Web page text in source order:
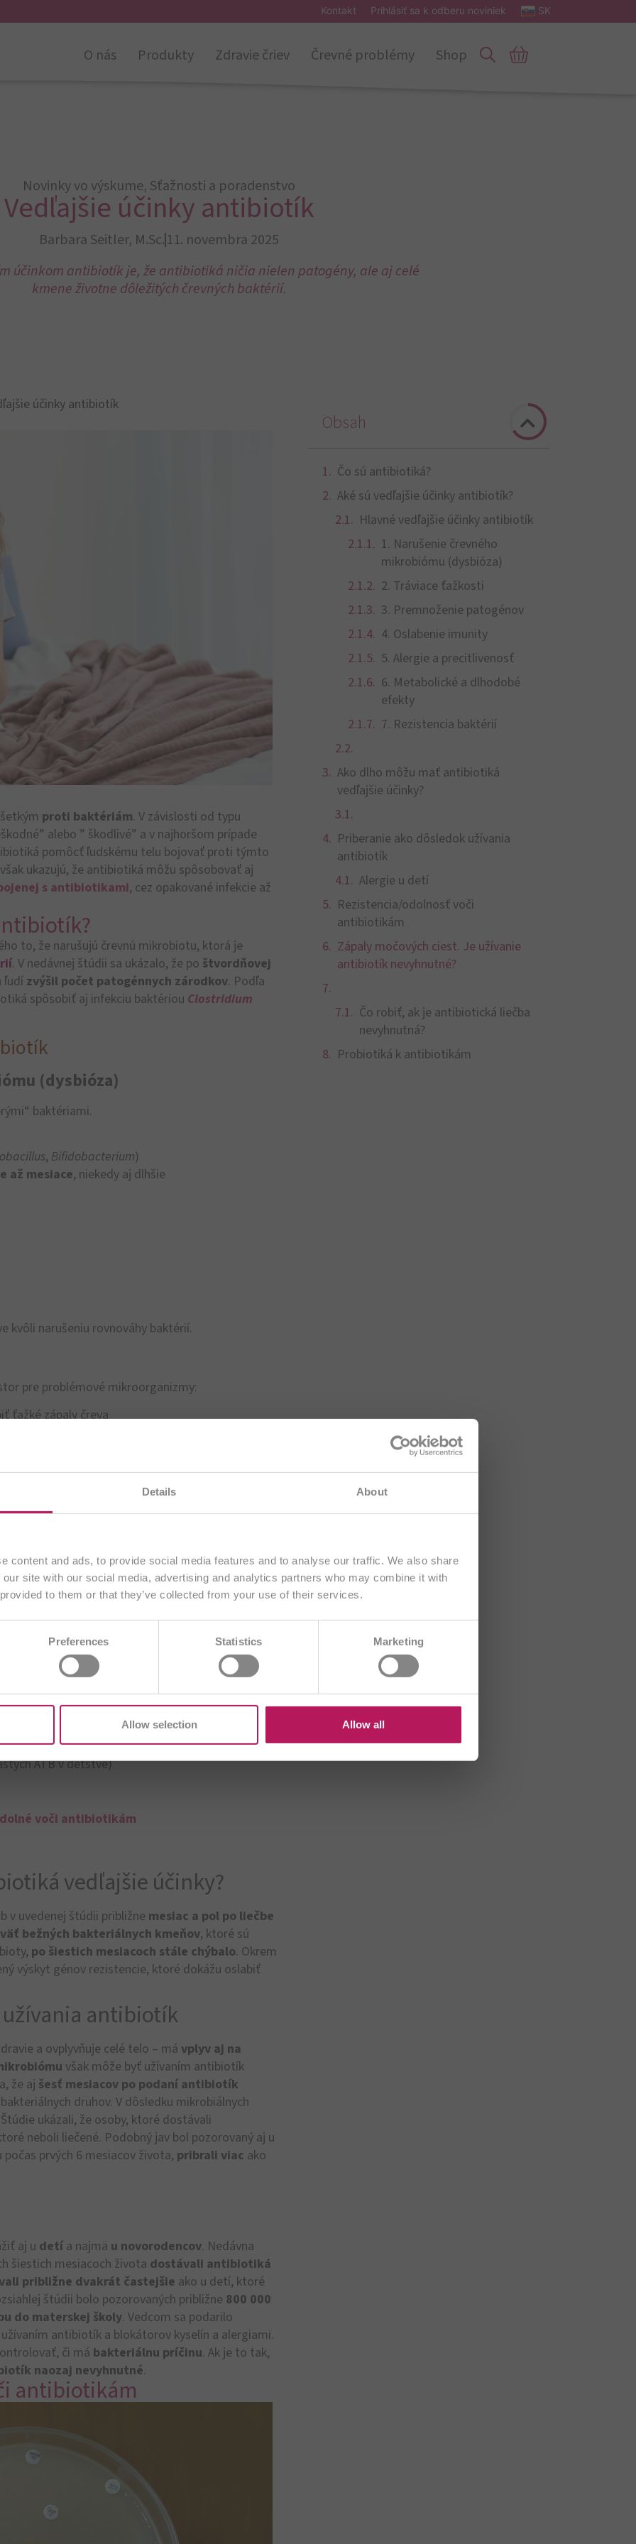
Details About
content and ads, to provide social media features and to analyse our traffic. We also share
site with our social media, advertising and analytics partners who may combine it with
to them or that they’ve collected from your use of their services.
Preferences Statistics Marketing
Allow selection Allow all
Kontakt Prihlásiť sa k odberu noviniek SK
O nás Produkty Zdravie čriev Črevné problémy Shop
Novinky vo výskume, Sťažnosti a poradenstvo
Vedľajšie účinky antibiotík
Barbara Seitler, M.Sc.11. novembra 2025
účinkom antibiotík je, že antibiotiká ničia nielen patogény, ale aj celé
kmene životne dôležitých črevných baktérií.
účinky antibiotík
proti baktériám. V závislosti od typu
alebo ” škodlivé” a v najhoršom prípade
pomôcť ľudskému telu bojovať proti týmto
však ukazujú, že antibiotiká môžu spôsobovať aj
s antibiotikami, cez opakované infekcie až
to, že narušujú črevnú mikrobiotu, ktorá je
. V nedávnej štúdii sa ukázalo, že po štvordňovej
ľudí zvýšil počet patogénnych zárodkov. Podľa
spôsobiť aj infekciu baktériou Clostridium
(dysbióza)
baktériami.
, Bifidobacterium)
až mesiace, niekedy aj dlhšie
kvôli narušeniu rovnováhy baktérií.
pre problémové mikroorganizmy:
ťažké zápaly čreva
alergiía astmy.
ATB v detstve)
voči antibiotikám
vedľajšie účinky?
v uvedenej štúdii približne mesiac a pol po liečbe
bežných bakteriálnych kmeňov, ktoré sú
po šiestich mesiacoch stále chýbalo. Okrem
výskyt génov rezistencie, ktoré dokážu oslabiť
antibiotík
a ovplyvňuje celé telo – má vplyv aj na
však môže byť užívaním antibiotík
že aj šesť mesiacov po podaní antibiotík
druhov. V dôsledku mikrobiálnych
ukázali, že osoby, ktoré dostávali
neboli liečené. Podobný jav bol pozorovaný aj u
prvých 6 mesiacov života, pribrali viac ako
aj u detí a najmä u novorodencov. Nedávna
šiestich mesiacoch života dostávali antibiotiká
približne dvakrát častejšie ako u detí, ktoré
štúdii bolo pozorovaných približne 800 000
do materskej školy. Vedcom sa podarilo
antibiotík a blokátorov kyselín a alergiami.
či má bakteriálnu príčinu. Ak je to tak,
naozaj nevyhnutné.
antibiotikám
Obsah
Čo sú antibiotiká?
Aké sú vedľajšie účinky antibiotík?
Hlavné vedľajšie účinky antibiotík
1. Narušenie črevného
mikrobiómu (dysbióza)
2. Tráviace ťažkosti
3. Premnoženie patogénov
4. Oslabenie imunity
5. Alergie a precitlivenosť
6. Metabolické a dlhodobé
efekty
7. Rezistencia baktérií
Ako dlho môžu mať antibiotiká
vedľajšie účinky?
Priberanie ako dôsledok užívania
antibiotík
Alergie u detí
Rezistencia/odolnosť voči
antibiotikám
Zápaly močových ciest. Je užívanie
antibiotík nevyhnutné?
Čo robiť, ak je antibiotická liečba
nevyhnutná?
Probiotiká k antibiotikám
našu slovenskú internetovú stránku
. Všetok obsah je určený
výlučne pre zákazníkov zoSlovenska.
Zvoliť inú krajinu
BA BE/FR
CH/FR
CZ EU FR
HR
IT ME PL RO SI TR US